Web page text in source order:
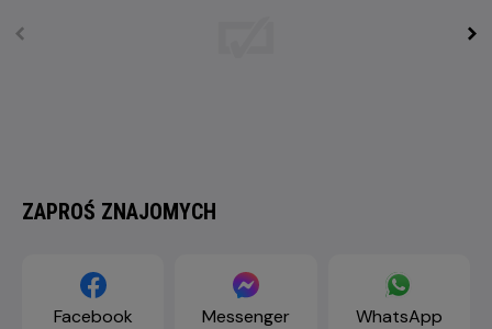
ZAPROŚ ZNAJOMYCH
Facebook Messenger WhatsApp